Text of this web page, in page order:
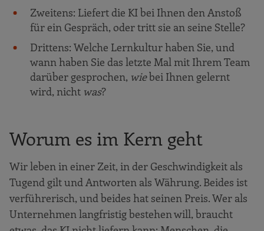
Zweitens: Liefert die KI bei Ihnen den Anstoß
für ein Gespräch, oder tritt sie an seine Stelle?
Drittens: Welche Lernkultur haben Sie, und
wann haben Sie das letzte Mal mit Ihrem Team
darüber gesprochen, wiebei Ihnen gelernt
wird, nicht was?
Worum es im Kern geht
Wir leben in einer Zeit, in der Geschwindigkeit als
Tugend gilt und Antworten als Währung. Beides ist
verführerisch, und beides hat seinen Preis. Wer als
Unternehmen langfristig bestehen will, braucht